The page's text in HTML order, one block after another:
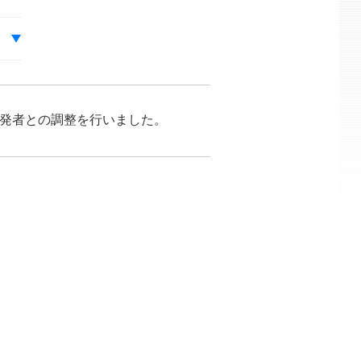
者との調整を行いました。